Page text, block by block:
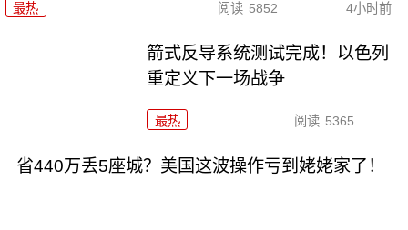
最热 阅读 5852 4小时前
箭式反导系统测试完成！以色列
重定义下一场战争
最热 阅读 5365
省440万丢5座城？美国这波操作亏到姥姥家了！